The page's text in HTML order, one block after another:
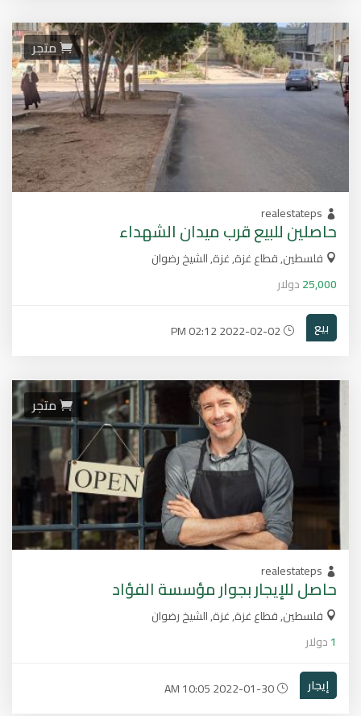
متجر
realestateps
حاصلين للبيع قرب ميدان الشهداء
فلسطين, قطاع غزة, غزة, الشيخ رضوان
25,000دولار
بيع
متجر
realestateps
حاصل للإيجار بجوار مؤسسة الفؤاد
فلسطين, قطاع غزة, غزة, الشيخ رضوان
1دولار
إيجار